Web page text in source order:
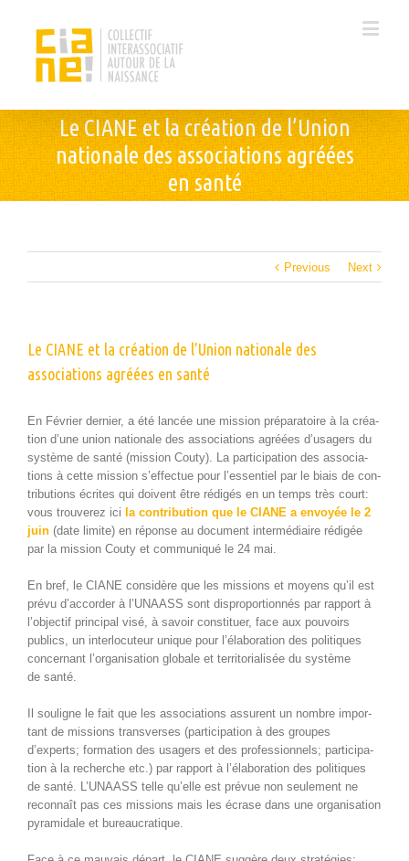
Le CIANE et la création de l’Union
nationale des associations agréées
en santé
Previous Next
Le CIANE et la création de l’Union nationale des
associations agréées en santé
En Févri­er dernier, a été lancée une mis­sion pré­para­toire à la créa­
tion d’une union nationale des asso­ci­a­tions agréées d’usagers du
sys­tème de san­té (mis­sion Couty). La par­tic­i­pa­tion des asso­ci­a­
tions à cette mis­sion s’effectue pour l’essentiel par le biais de con­
tri­bu­tions écrites qui doivent être rédigés en un temps très court:
vous trou­verez ici la con­tri­bu­tion que le CIANE a envoyée le 2
juin (date lim­ite) en réponse au doc­u­ment inter­mé­di­aire rédigée
par la mis­sion Couty et com­mu­niqué le 24 mai.
En bref, le CIANE con­sid­ère que les mis­sions et moyens qu’il est
prévu d’accorder à l’UNAASS sont dis­pro­por­tion­nés par rap­port à
l’objectif prin­ci­pal visé, à savoir con­stituer, face aux pou­voirs
publics, un inter­locu­teur unique pour l’élaboration des poli­tiques
con­cer­nant l’organisation glob­ale et ter­ri­to­ri­al­isée du sys­tème
de santé.
Il souligne le fait que les asso­ci­a­tions assurent un nom­bre impor­
tant de mis­sions trans­vers­es (par­tic­i­pa­tion à des groupes
d’experts; for­ma­tion des usagers et des pro­fes­sion­nels; par­tic­i­pa­
tion à la recherche etc.) par rap­port à l’élaboration des poli­tiques
de san­té. L’UNAASS telle qu’elle est prévue non seule­ment ne
recon­naît pas ces mis­sions mais les écrase dans une organ­i­sa­tion
pyra­mi­dale et bureaucratique.